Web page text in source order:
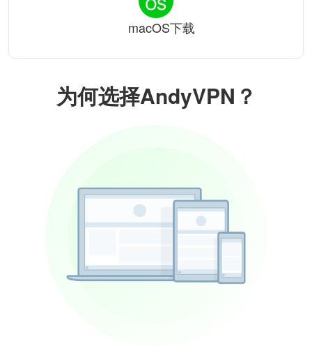
为何选择AndyVPN？
macOS下载